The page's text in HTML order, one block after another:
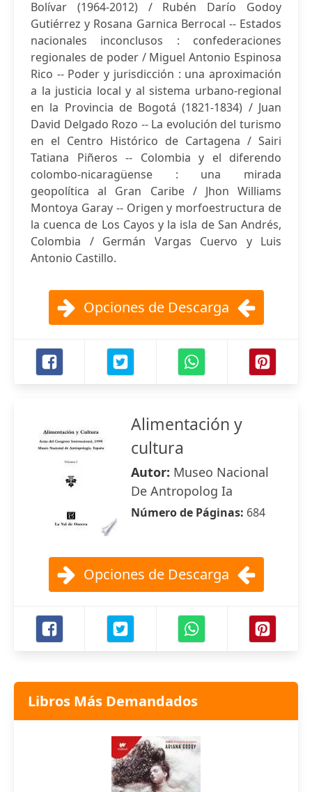
Bolívar (1964-2012) / Rubén Darío Godoy
Gutiérrez y Rosana Garnica Berrocal -- Estados
nacionales inconclusos : confederaciones
regionales de poder / Miguel Antonio Espinosa
Rico -- Poder y jurisdicción : una aproximación
a la justicia local y al sistema urbano-regional
en la Provincia de Bogotá (1821-1834) / Juan
David Delgado Rozo -- La evolución del turismo
en el Centro Histórico de Cartagena / Sairi
Tatiana Piñeros -- Colombia y el diferendo
colombo-nicaragüense : una mirada
geopolítica al Gran Caribe / Jhon Williams
Montoya Garay -- Origen y morfoestructura de
la cuenca de Los Cayos y la isla de San Andrés,
Colombia / Germán Vargas Cuervo y Luis
Antonio Castillo.
Opciones de Descarga
Alimentación y
cultura
Autor: Museo Nacional
De Antropolog Ia
Número de Páginas: 684
Opciones de Descarga
Libros Más Demandados